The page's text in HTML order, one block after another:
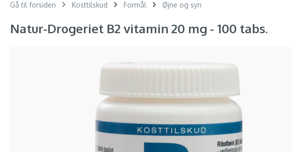
Gå til forsiden Kosttilskud Formål Øjne og syn
Natur-Drogeriet B2 vitamin 20 mg - 100 tabs.